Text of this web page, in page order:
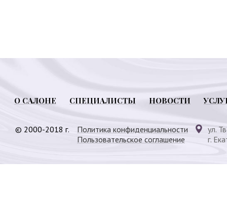
О САЛОНЕ СПЕЦИАЛИСТЫ НОВОСТИ
© 2000-2018 г.
Политика конфиденциальности
Пользовательское соглашение
ул.
г.